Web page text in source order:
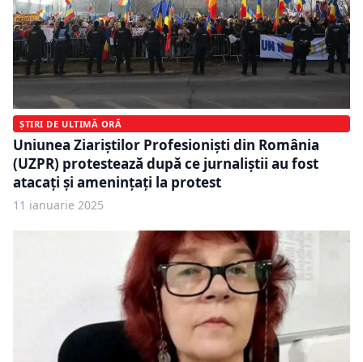
ȘTIRI DE ULTIMĂ ORĂ
Uniunea Ziariștilor Profesionişti din România
(UZPR) protestează după ce jurnaliștii au fost
atacați și amenințați la protest
11 ianuarie 2025